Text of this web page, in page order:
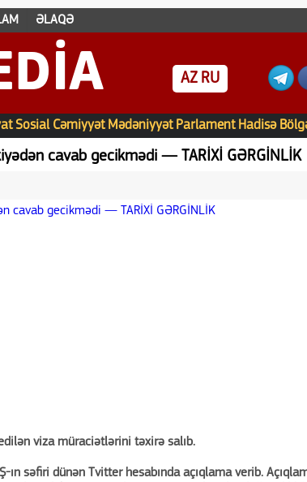
ƏLAQƏ
AZ RU
Sosial Cəmiyyət Mədəniyyət Parlament Hadisə
cavab gecikmədi — TARİXİ GƏRGİNLİK
viza müraciətlərini təxirə salıb.
ın səfiri dünən Tvitter hesabında açıqlama verib.